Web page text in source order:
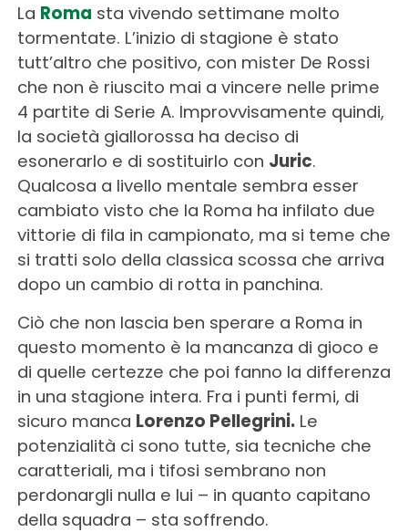
La Roma sta vivendo settimane molto
tormentate. L’inizio di stagione è stato
tutt’altro che positivo, con mister De Rossi
che non è riuscito mai a vincere nelle prime
4 partite di Serie A. Improvvisamente quindi,
la società giallorossa ha deciso di
esonerarlo e di sostituirlo con Juric.
Qualcosa a livello mentale sembra esser
cambiato visto che la Roma ha infilato due
vittorie di fila in campionato, ma si teme che
si tratti solo della classica scossa che arriva
dopo un cambio di rotta in panchina.
Ciò che non lascia ben sperare a Roma in
questo momento è la mancanza di gioco e
di quelle certezze che poi fanno la differenza
in una stagione intera. Fra i punti fermi, di
sicuro manca Lorenzo Pellegrini. Le
potenzialità ci sono tutte, sia tecniche che
caratteriali, ma i tifosi sembrano non
perdonargli nulla e lui – in quanto capitano
della squadra – sta soffrendo.